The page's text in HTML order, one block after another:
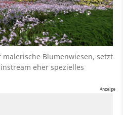
malerische Blumenwiesen, setzt
eher spezielles